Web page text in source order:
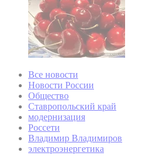
Все новости
Новости России
Общество
Ставропольский край
модернизация
Россети
Владимир Владимиров
электроэнергетика